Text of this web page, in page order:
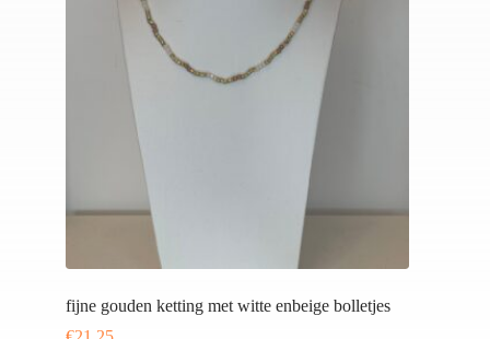
fijne gouden ketting met witte enbeige bolletjes